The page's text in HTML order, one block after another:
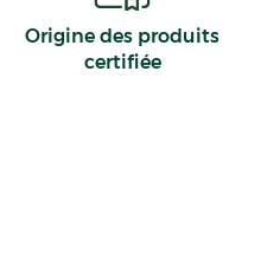
Origine des produits
certifiée